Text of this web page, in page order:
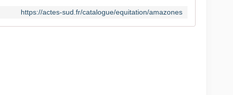
https://actes-sud.fr/catalogue/equitation/amazones